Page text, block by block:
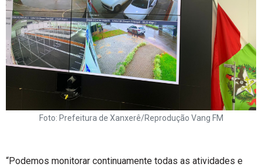
Foto: Prefeitura de Xanxerê/Reprodução Vang FM
“Podemos monitorar continuamente todas as atividades e